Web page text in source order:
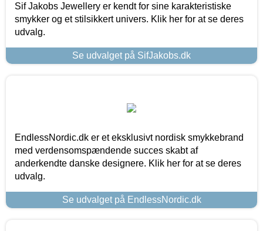
Sif Jakobs Jewellery er kendt for sine karakteristiske
smykker og et stilsikkert univers. Klik her for at se deres
udvalg.
Se udvalget på SifJakobs.dk
EndlessNordic.dk er et eksklusivt nordisk smykkebrand
med verdensomspændende succes skabt af
anderkendte danske designere. Klik her for at se deres
udvalg.
Se udvalget på EndlessNordic.dk